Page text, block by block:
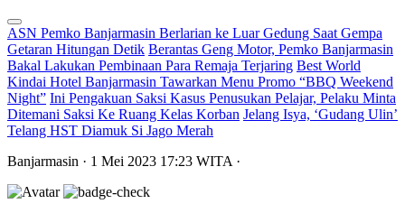
ASN Pemko Banjarmasin Berlarian ke Luar Gedung Saat Gempa
Getaran Hitungan Detik Berantas Geng Motor, Pemko Banjarmasin
Bakal Lakukan Pembinaan Para Remaja Terjaring Best World
Kindai Hotel Banjarmasin Tawarkan Menu Promo “BBQ Weekend
Night” Ini Pengakuan Saksi Kasus Penusukan Pelajar, Pelaku Minta
Ditemani Saksi Ke Ruang Kelas Korban Jelang Isya, ‘Gudang Ulin’
Telang HST Diamuk Si Jago Merah
Banjarmasin · 1 Mei 2023 17:23 WITA ·